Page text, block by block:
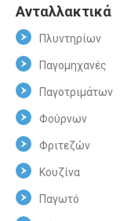
Ανταλλακτικά
Πλυντηρίων
Παγομηχανές
Παγοτριμάτων
Φούρνων
Φριτεζών
Κουζίνα
Παγωτό